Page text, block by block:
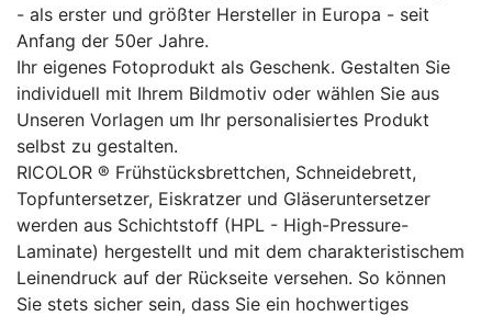
- als erster und größter Hersteller in Europa - seit
Anfang der 50er Jahre.
Ihr eigenes Fotoprodukt als Geschenk. Gestalten Sie
individuell mit Ihrem Bildmotiv oder wählen Sie aus
Unseren Vorlagen um Ihr personalisiertes Produkt
selbst zu gestalten.
RICOLOR ® Frühstücksbrettchen, Schneidebrett,
Topfuntersetzer, Eiskratzer und Gläseruntersetzer
werden aus Schichtstoff (HPL - High-Pressure-
Laminate) hergestellt und mit dem charakteristischem
Leinendruck auf der Rückseite versehen. So können
Sie stets sicher sein, dass Sie ein hochwertiges